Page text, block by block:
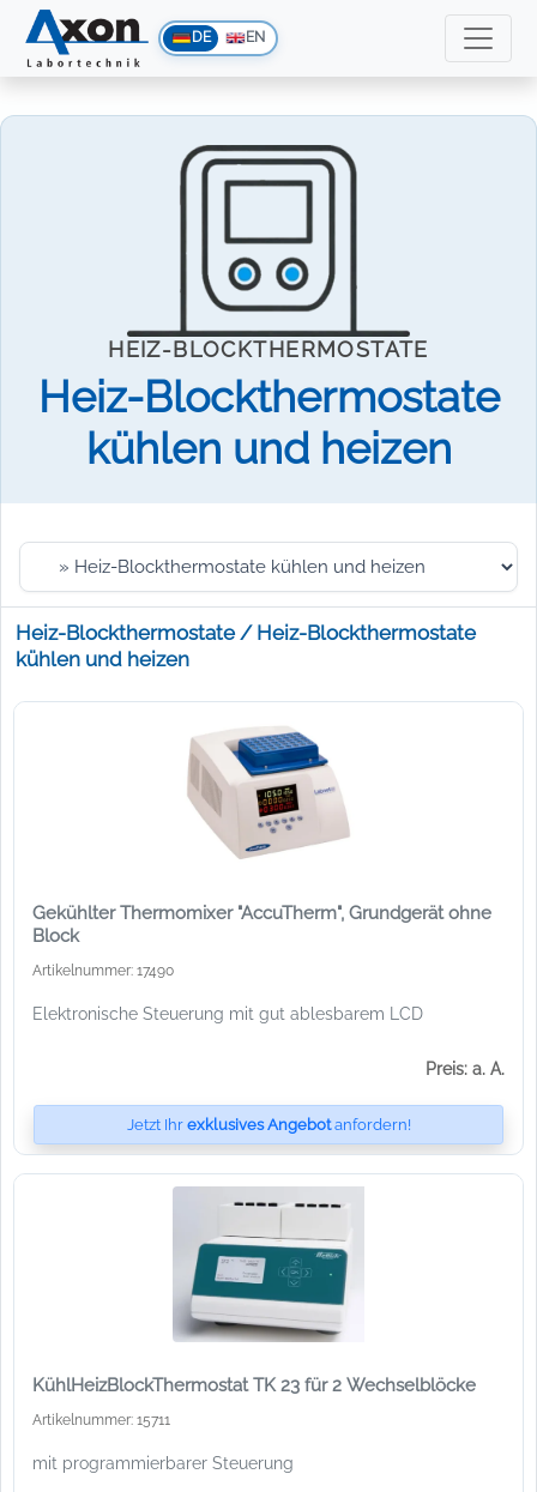
DE EN
HEIZ-BLOCKTHERMOSTATE
Heiz-Blockthermostate
kühlen und heizen
Heiz-Blockthermostate / Heiz-Blockthermostate
kühlen und heizen
Gekühlter Thermomixer "AccuTherm", Grundgerät ohne
Block
Artikelnummer: 17490
Elektronische Steuerung mit gut ablesbarem LCD
Preis: a. A.
Jetzt Ihr exklusives Angebotanfordern!
KühlHeizBlockThermostat TK 23 für 2 Wechselblöcke
Artikelnummer: 15711
mit programmierbarer Steuerung